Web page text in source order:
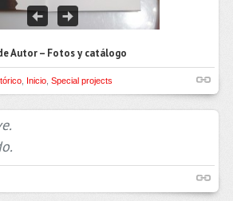
Autor – Fotos y catálogo
, Inicio, Special projects